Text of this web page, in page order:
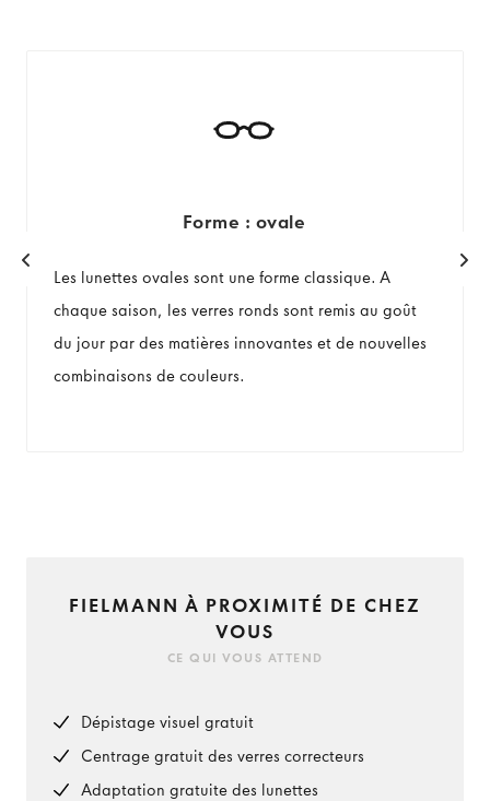
Forme : ovale
Les lunettes ovales sont une forme classique. A
chaque saison, les verres ronds sont remis au goût
du jour par des matières innovantes et de nouvelles
combinaisons de couleurs.
FIELMANN À PROXIMITÉ DE CHEZ
VOUS
CE QUI VOUS ATTEND
Dépistage visuel gratuit
Centrage gratuit des verres correcteurs
Adaptation gratuite des lunettes